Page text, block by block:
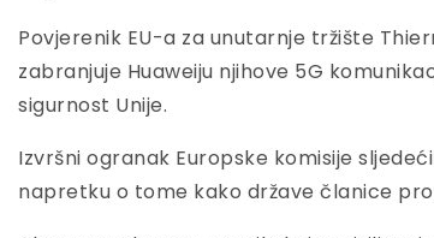
Povjerenik EU-a za unutarnje tržište
zabranjuje Huaweiju njihove 5G
sigurnost Unije.
Izvršni ogranak Europske komisije
napretku o tome kako države članice